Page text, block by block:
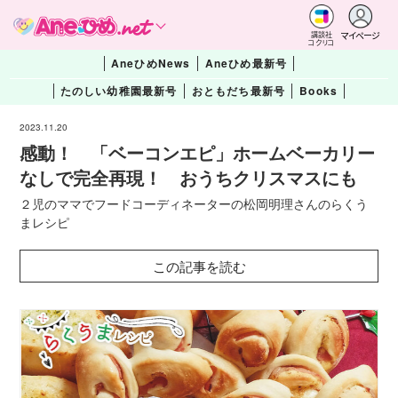
講談社
コクリコ
マイページ
AneひめNews
Aneひめ最新号
たのしい幼稚園最新号
おともだち最新号 Books
2023.11.20
感動！ 「ベーコンエピ」ホームベーカリー
なしで完全再現！ おうちクリスマスにも
２児のママでフードコーディネーターの松岡明理さんのらくう
まレシピ
この記事を読む